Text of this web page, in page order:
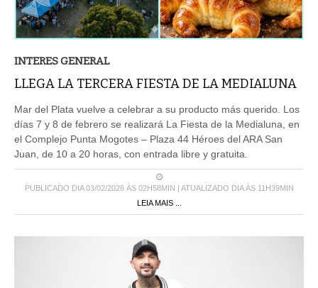
LLEGA LA TERCERA FIESTA DE LA MEDIALUNA
días 7 y 8 de febrero se realizará La Fiesta de la Medialuna, en
el Complejo Punta Mogotes – Plaza 44 Héroes del ARA San
Juan, de 10 a 20 horas, con entrada libre y gratuita.
PUBLICADO DIA 03/02/2026 ÀS 02H58MIN | ATUALIZADO DIA ÀS 11H39MIN
LEIA MAIS ...